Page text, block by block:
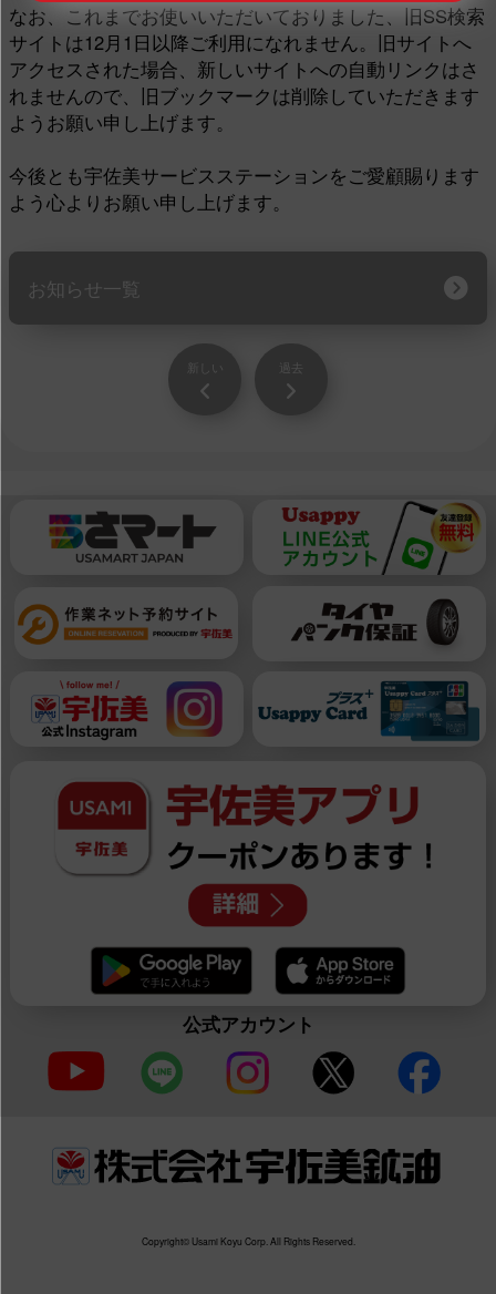
なお、これまでお使いいただいておりました、旧SS検索
サイトは12月1日以降ご利用になれません。旧サイトへ
アクセスされた場合、新しいサイトへの自動リンクはさ
れませんので、旧ブックマークは削除していただきます
ようお願い申し上げます。
今後とも宇佐美サービスステーションをご愛顧賜ります
よう心よりお願い申し上げます。
お知らせ一覧
新しい 過去
公式アカウント
Copyright© Usami Koyu Corp. All Rights Reserved.